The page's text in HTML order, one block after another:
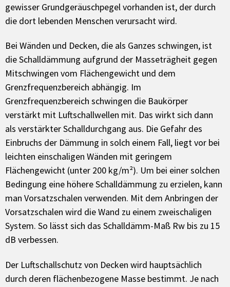
gewisser Grundgeräuschpegel vorhanden ist, der durch
die dort lebenden Menschen verursacht wird.
Bei Wänden und Decken, die als Ganzes schwingen, ist
die Schalldämmung aufgrund der Masseträgheit gegen
Mitschwingen vom Flächengewicht und dem
Grenzfrequenzbereich abhängig. Im
Grenzfrequenzbereich schwingen die Baukörper
verstärkt mit Luftschallwellen mit. Das wirkt sich dann
als verstärkter Schalldurchgang aus. Die Gefahr des
Einbruchs der Dämmung in solch einem Fall, liegt vor bei
leichten einschaligen Wänden mit geringem
Flächengewicht (unter 200 kg/m²). Um bei einer solchen
Bedingung eine höhere Schalldämmung zu erzielen, kann
man Vorsatzschalen verwenden. Mit dem Anbringen der
Vorsatzschalen wird die Wand zu einem zweischaligen
System. So lässt sich das Schalldämm-Maß Rw bis zu 15
dB verbessen.
Der Luftschallschutz von Decken wird hauptsächlich
durch deren flächenbezogene Masse bestimmt. Je nach